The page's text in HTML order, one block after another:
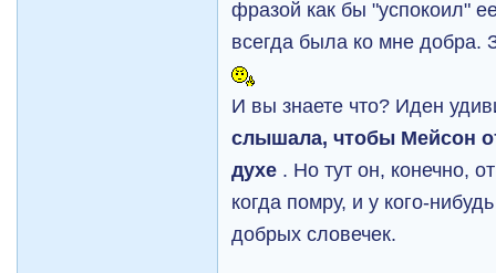
фразой как бы "успокоил"
всегда была ко мне добра.
И вы знаете что? Иден
слышала, чтобы Мейсон
духе . Но тут он, конечно,
когда помру, и у кого-
добрых словечек.